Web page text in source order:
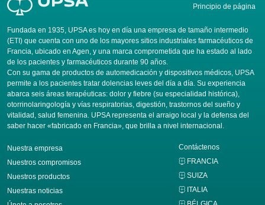
Fundada en 1935, UPSA es hoy en día una empresa de tamaño intermedio
(ETI) que cuenta con uno de los mayores sitios industriales farmacéuticos de
Francia, ubicado en Agen, y una marca comprometida que ha estado al lado
de los pacientes y farmacéuticos durante 90 años.
Con su gama de productos de automedicación y dispositivos médicos, UPSA
permite a los pacientes tratar dolencias leves del día a día. Su experiencia
abarca seis áreas terapéuticas: dolor y fiebre (su especialidad histórica),
otorrinolaringología y vías respiratorias, digestión, trastornos del sueño y
vitalidad, salud femenina. UPSA representa el arraigo local y la defensa del
saber hacer «fabricado en Francia», que brilla a nivel internacional.
Nuestra empresa
Nuestros compromisos
Nuestros productos
Nuestras noticias
Contáctenos
FRANCIA
SUIZA
ITALIA
Principio de página